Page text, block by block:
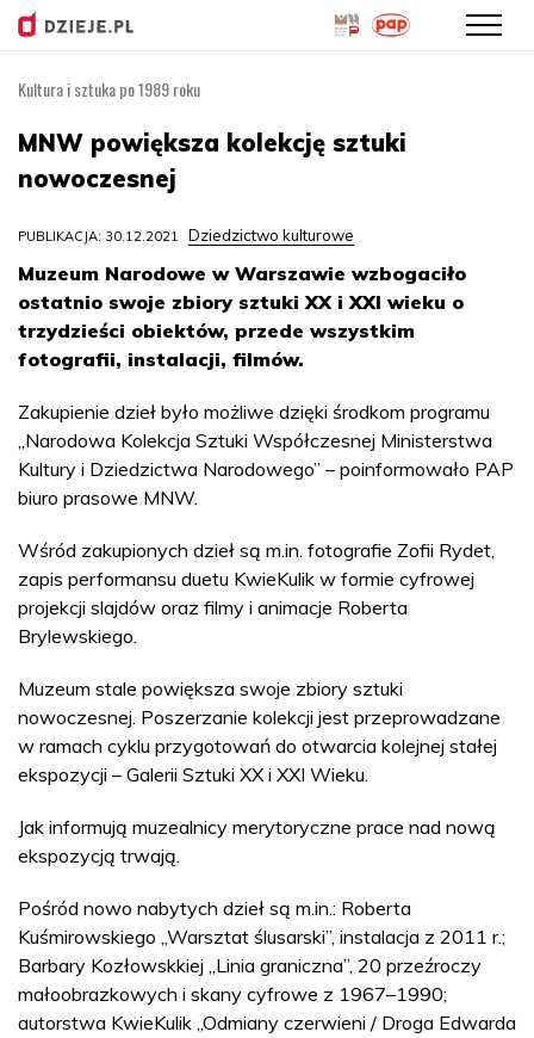
treści
Kultura i sztuka po 1989 roku
MNW powiększa kolekcję sztuki
nowoczesnej
PUBLIKACJA: 30.12.2021 Dziedzictwo kulturowe
Muzeum Narodowe w Warszawie wzbogaciło
ostatnio swoje zbiory sztuki XX i XXI wieku o
trzydzieści obiektów, przede wszystkim
fotografii, instalacji, filmów.
Zakupienie dzieł było możliwe dzięki środkom programu
„Narodowa Kolekcja Sztuki Współczesnej Ministerstwa
Kultury i Dziedzictwa Narodowego” – poinformowało PAP
biuro prasowe MNW.
Wśród zakupionych dzieł są m.in. fotografie Zofii Rydet,
zapis performansu duetu KwieKulik w formie cyfrowej
projekcji slajdów oraz filmy i animacje Roberta
Brylewskiego.
Muzeum stale powiększa swoje zbiory sztuki
nowoczesnej. Poszerzanie kolekcji jest przeprowadzane
w ramach cyklu przygotowań do otwarcia kolejnej stałej
ekspozycji – Galerii Sztuki XX i XXI Wieku.
Jak informują muzealnicy merytoryczne prace nad nową
ekspozycją trwają.
Pośród nowo nabytych dzieł są m.in.: Roberta
Kuśmirowskiego „Warsztat ślusarski”, instalacja z 2011 r.;
Barbary Kozłowskkiej „Linia graniczna”, 20 przeźroczy
małoobrazkowych i skany cyfrowe z 1967–1990;
autorstwa KwieKulik „Odmiany czerwieni / Droga Edwarda